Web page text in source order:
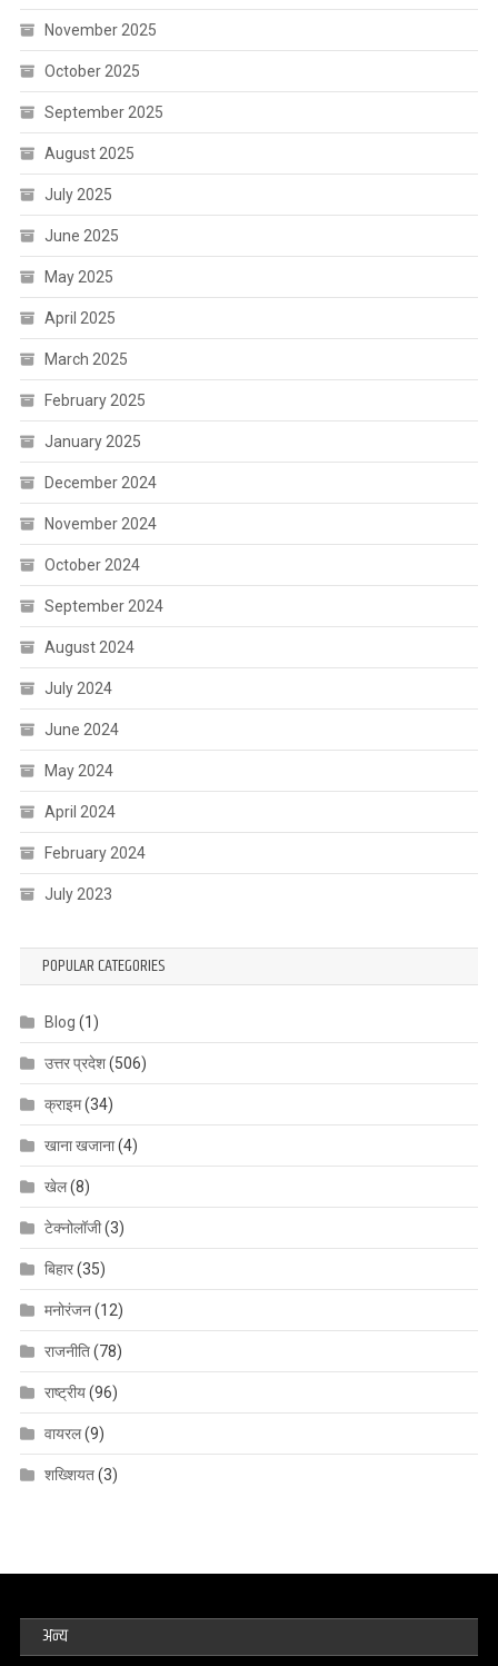
November 2025
October 2025
September 2025
August 2025
July 2025
June 2025
May 2025
April 2025
March 2025
February 2025
January 2025
December 2024
November 2024
October 2024
September 2024
August 2024
July 2024
June 2024
May 2024
April 2024
February 2024
July 2023
POPULAR CATEGORIES
Blog (1)
उत्तर प्रदेश(506)
क्राइम(34)
खाना खजाना(4)
खेल(8)
टेक्नोलॉजी(3)
बिहार(35)
मनोरंजन(12)
राजनीति(78)
राष्ट्रीय(96)
वायरल(9)
शख्शियत(3)
अन्य